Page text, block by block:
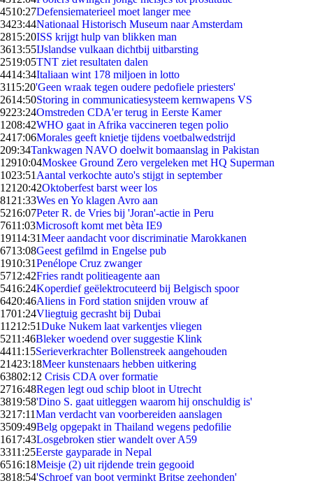
4510:27Defensiematerieel moet langer mee
3423:44Nationaal Historisch Museum naar Amsterdam
2815:20ISS krijgt hulp van blikken man
3613:55IJslandse vulkaan dichtbij uitbarsting
2519:05TNT ziet resultaten dalen
4414:34Italiaan wint 178 miljoen in lotto
3115:20'Geen wraak tegen oudere pedofiele priesters'
2614:50Storing in communicatiesysteem kernwapens VS
9223:24Omstreden CDA'er terug in Eerste Kamer
1208:42WHO gaat in Afrika vaccineren tegen polio
2417:06Morales geeft knietje tijdens voetbalwedstrijd
209:34Tankwagen NAVO doelwit bomaanslag in Pakistan
12910:04Moskee Ground Zero vergeleken met HQ Superman
1023:51 Aantal verkochte auto's stijgt in september
121 20:42Oktoberfest barst weer los
81 21:33Wes en Yo klagen Avro aan
5216:07Peter R. de Vries bij 'Joran'-actie in Peru
7611:03Microsoft komt met bèta IE9
19114:31Meer aandacht voor discriminatie Marokkanen
6713:08Geest gefilmd in Engelse pub
1910:31Penélope Cruz zwanger
5712:42Fries randt politieagente aan
5416:24Koperdief geëlektrocuteerd bij Belgisch spoor
6420:46Aliens in Ford station snijden vrouw af
1701:24Vliegtuig gecrasht bij Dubai
11212:51Duke Nukem laat varkentjes vliegen
5211:46Bleker woedend over suggestie Klink
4411:15Serieverkrachter Bollenstreek aangehouden
21423:18Meer kunstenaars hebben uitkering
63802:12 Crisis CDA over formatie
2716:48Regen legt oud schip bloot in Utrecht
3819:58'Dino S. gaat uitleggen waarom hij onschuldig is'
3217:11Man verdacht van voorbereiden aanslagen
3509:49Belg opgepakt in Thailand wegens pedofilie
1617:43Losgebroken stier wandelt over A59
3311:25Eerste gayparade in Nepal
6516:18Meisje (2) uit rijdende trein gegooid
3818:54'Schroef van boot verminkt Britse zeehonden'